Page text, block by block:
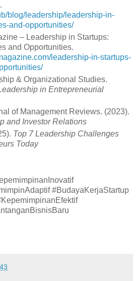
blog/leadership/leadership-in-
and-opportunities/
– Leadership in Startups:
and Opportunities.
leadership-in-startups-
& Organizational Studies.
in Entrepreneurial
of Management Reviews. (2023).
and Investor Relations
Top 7 Leadership Challenges
Today
#BudayaKerjaStartup